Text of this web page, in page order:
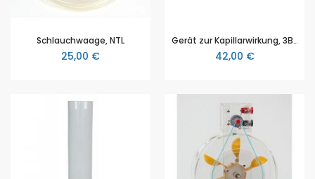
Schlauchwaage, NTL
25,00 €
Gerät zur Kapillarwirkung, 3B Scientific (1003510 [U58021])
42,00 €